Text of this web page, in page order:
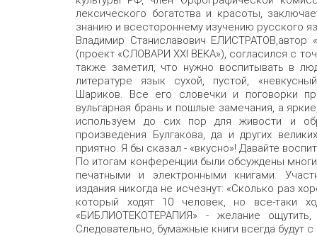
лексического богатства и красоты,
знанию и всестороннему изучению русского
Владимир Станиславович
(проект «СЛОВАРИ XXI ВЕКА»), согласился с
также заметил, что нужно воспитывать в
литературе язык сухой, пустой,
Шариков. Все его словечки и поговорки
вульгарная брань и пошлые замечания, а
используем до сих пор для живости и
произведения Булгакова, да и других
приятно. Я бы сказал - «вкусно»! Давайте
По итогам конференции были обсуждены
печатными и электронными книгами.
издания никогда не исчезнут: «Сколько раз
который ходят 10 человек, но все-таки
«БИБЛИОТЕКОТЕРАПИЯ» - желание
Следовательно, бумажные книги всегда будут с